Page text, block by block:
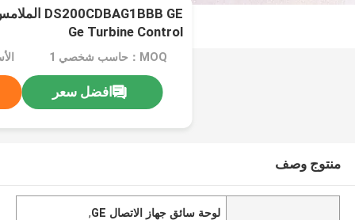
Ge Turbine Control
MOQ：حاسب شخصي 1
افضل سعر
منتوج وصف
لوحة سائق جهاز الاتصال GE
,